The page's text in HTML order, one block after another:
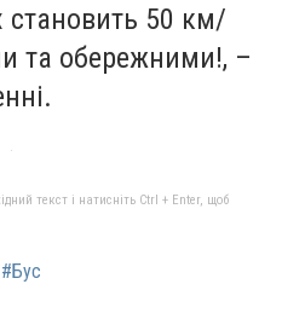
становить 50 км/
та обережними!, –
текст і натисніть Ctrl + Enter, щоб
#Бус